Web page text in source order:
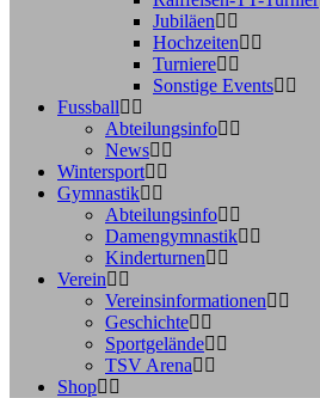
Jubiläen
Hochzeiten
Turniere
Sonstige Events
Fussball
Abteilungsinfo
News
Wintersport
Gymnastik
Abteilungsinfo
Damengymnastik
Kinderturnen
Verein
Vereinsinformationen
Geschichte
Sportgelände
TSV Arena
Shop